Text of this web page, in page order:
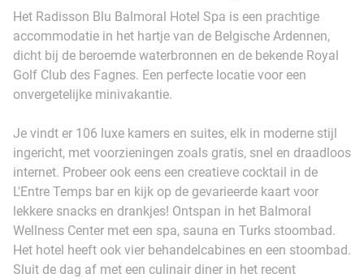
Het Radisson Blu Balmoral Hotel Spa is een prachtige
accommodatie in het hartje van de Belgische Ardennen,
dicht bij de beroemde waterbronnen en de bekende Royal
Golf Club des Fagnes. Een perfecte locatie voor een
onvergetelijke minivakantie.
Je vindt er 106 luxe kamers en suites, elk in moderne stijl
ingericht, met voorzieningen zoals gratis, snel en draadloos
internet. Probeer ook eens een creatieve cocktail in de
L'Entre Temps bar en kijk op de gevarieerde kaart voor
lekkere snacks en drankjes! Ontspan in het Balmoral
Wellness Center met een spa, sauna en Turks stoombad.
Het hotel heeft ook vier behandelcabines en een stoombad.
Sluit de dag af met een culinair diner in het recent